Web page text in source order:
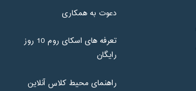
دعوت به همکاری
تعرفه های اسکای روم 10 روز
رایگان
راهنمای محیط کلاس آنلاین